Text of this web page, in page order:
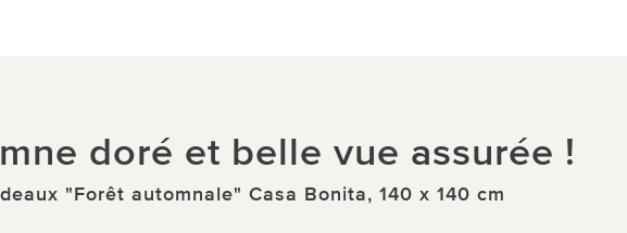
doré et belle vue assurée !
"Forêt automnale" Casa Bonita, 140 x 140 cm